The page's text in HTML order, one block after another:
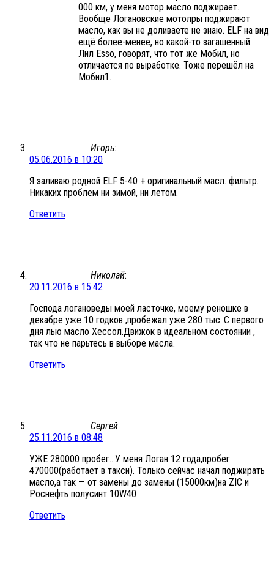
000 км, у меня мотор масло поджирает.
Вообще Логановские мотолры поджирают
масло, как вы не доливаете не знаю. ELF на вид
ещё более-менее, но какой-то загашенный.
Лил Esso, говорят, что тот же Мобил, но
отличается по выработке. Тоже перешёл на
Мобил1.
Игорь:
05.06.2016 в 10:20
Я заливаю родной ELF 5-40 + оригинальный масл. фильтр.
Никаких проблем ни зимой, ни летом.
Ответить
Николай:
20.11.2016 в 15:42
Господа логановеды моей ласточке, моему реношке в
декабре уже 10 годков ,пробежал уже 280 тыс..С первого
дня лью масло Хессол.Движок в идеальном состоянии ,
так что не парьтесь в выборе масла.
Ответить
Сергей:
25.11.2016 в 08:48
УЖЕ 280000 пробег…У меня Логан 12 года,пробег
470000(работает в такси). Только сейчас начал поджирать
масло,а так — от замены до замены (15000км)на ZIC и
Роснефть полусинт 10W40
Ответить